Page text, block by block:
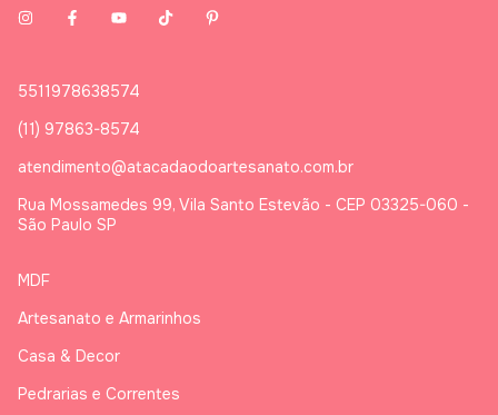
5511978638574
(11) 97863-8574
atendimento@atacadaodoartesanato.com.br
Rua Mossamedes 99, Vila Santo Estevão - CEP 03325-060 -
São Paulo SP
MDF
Artesanato e Armarinhos
Casa & Decor
Pedrarias e Correntes